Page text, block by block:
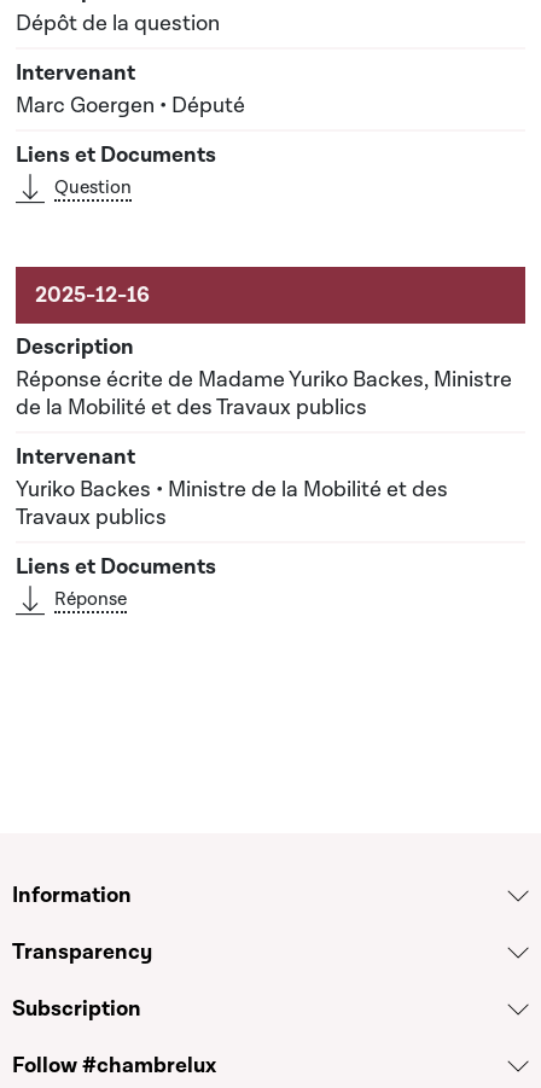
Dépôt de la question
Marc Goergen • Député
Question
Réponse écrite de Madame Yuriko Backes, Ministre
de la Mobilité et des Travaux publics
Yuriko Backes • Ministre de la Mobilité et des
Travaux publics
Réponse
Information
Transparency
Subscription
Follow #chambrelux